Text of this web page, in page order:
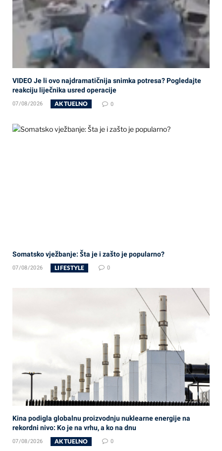
VIDEO Je li ovo najdramatičnija snimka potresa? Pogledajte
reakciju liječnika usred operacije
07/08/2026 AKTUELNO 0
Somatsko vježbanje: Šta je i zašto je popularno?
07/08/2026 LIFESTYLE 0
Kina podigla globalnu proizvodnju nuklearne energije na
rekordni nivo: Ko je na vrhu, a ko na dnu
07/08/2026 AKTUELNO 0